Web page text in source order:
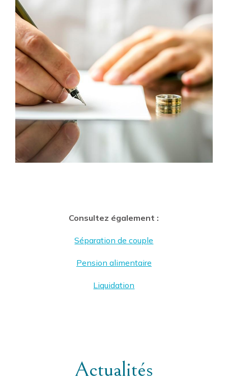
Consultez également :
Séparation de couple
Pension alimentaire
Liquidation
Actualités